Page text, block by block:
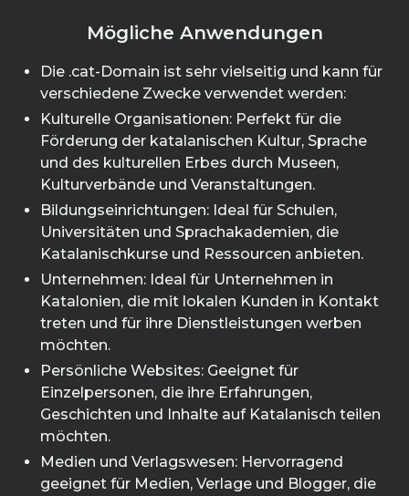
Mögliche Anwendungen
Die .cat-Domain ist sehr vielseitig und kann für
verschiedene Zwecke verwendet werden:
Kulturelle Organisationen: Perfekt für die
Förderung der katalanischen Kultur, Sprache
und des kulturellen Erbes durch Museen,
Kulturverbände und Veranstaltungen.
Bildungseinrichtungen: Ideal für Schulen,
Universitäten und Sprachakademien, die
Katalanischkurse und Ressourcen anbieten.
Unternehmen: Ideal für Unternehmen in
Katalonien, die mit lokalen Kunden in Kontakt
treten und für ihre Dienstleistungen werben
möchten.
Persönliche Websites: Geeignet für
Einzelpersonen, die ihre Erfahrungen,
Geschichten und Inhalte auf Katalanisch teilen
möchten.
Medien und Verlagswesen: Hervorragend
geeignet für Medien, Verlage und Blogger, die